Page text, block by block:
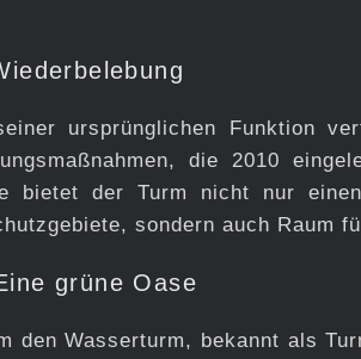
ursprünglichen Funktion
die 2010
bietet der Turm nicht nur
sondern auch Raum
grüne Oase
den Wasserturm, bekannt als